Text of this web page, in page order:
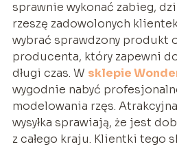
sprawnie wykonać zabieg,
rzeszę zadowolonych
wybrać sprawdzony produkt
producenta, który zapewni
długi czas. W sklepie
wygodnie nabyć
modelowania rzęs.
wysyłka sprawiają, że jest
z całego kraju. Klientki tego